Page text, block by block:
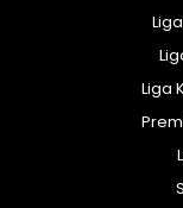
Liga